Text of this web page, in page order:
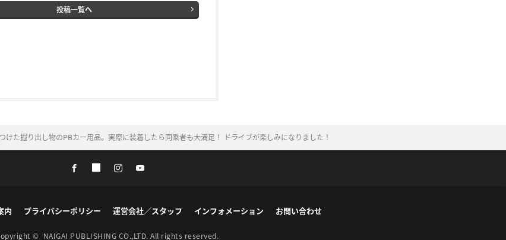
投稿一覧へ
けた掘り出し物のPBカー用品。実際に装着したら同乗者も大満足！ ドライブが楽しみになりました！
内 プライバシーポリシー 運営会社／スタッフ インフォメーション お問い合わせ
© NAIGAI PUBLISHING CO.,LTD. All rights reserved.